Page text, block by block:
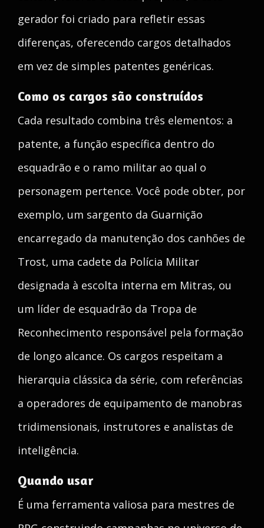
gerador foi criado para refletir essas
diferenças, oferecendo cargos detalhados
em vez de simples patentes genéricas.
Como os cargos são construídos
Cada resultado combina três elementos: a
patente, a função específica dentro do
esquadrão e o ramo militar ao qual o
personagem pertence. Você pode obter, por
exemplo, um sargento da Guarnição
encarregado da manutenção dos canhões de
Trost, uma cadete da Polícia Militar
designada à escolta interna em Mitras, ou
um líder de esquadrão da Tropa de
Reconhecimento responsável pela formação
de longo alcance. Os cargos respeitam a
hierarquia clássica da série, com referências
a operadores de equipamento de manobras
tridimensionais, instrutores e analistas de
inteligência.
Quando usar
É uma ferramenta valiosa para mestres de